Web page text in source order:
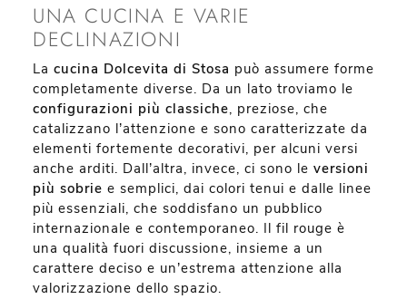
UNA CUCINA E VARIE
DECLINAZIONI
La cucina Dolcevita di Stosa può assumere forme
completamente diverse. Da un lato troviamo le
configurazioni più classiche, preziose, che
catalizzano l’attenzione e sono caratterizzate da
elementi fortemente decorativi, per alcuni versi
anche arditi. Dall’altra, invece, ci sono le versioni
più sobrie e semplici, dai colori tenui e dalle linee
più essenziali, che soddisfano un pubblico
internazionale e contemporaneo. Il fil rouge è
una qualità fuori discussione, insieme a un
carattere deciso e un’estrema attenzione alla
valorizzazione dello spazio.